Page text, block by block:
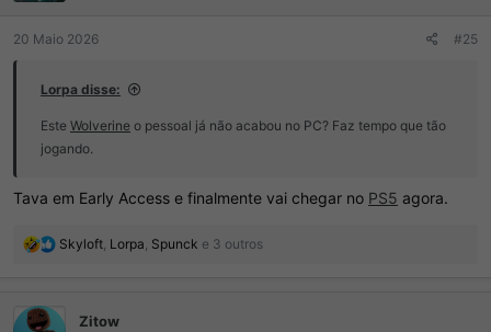
20 Maio 2026 #25
Lorpa disse:
Este Wolverine o pessoal já não acabou no PC? Faz tempo que tão
jogando.
Tava em Early Access e finalmente vai chegar no PS5 agora.
R
õ
Skyloft, Lorpa, Spunck e 3 outros
Zitow